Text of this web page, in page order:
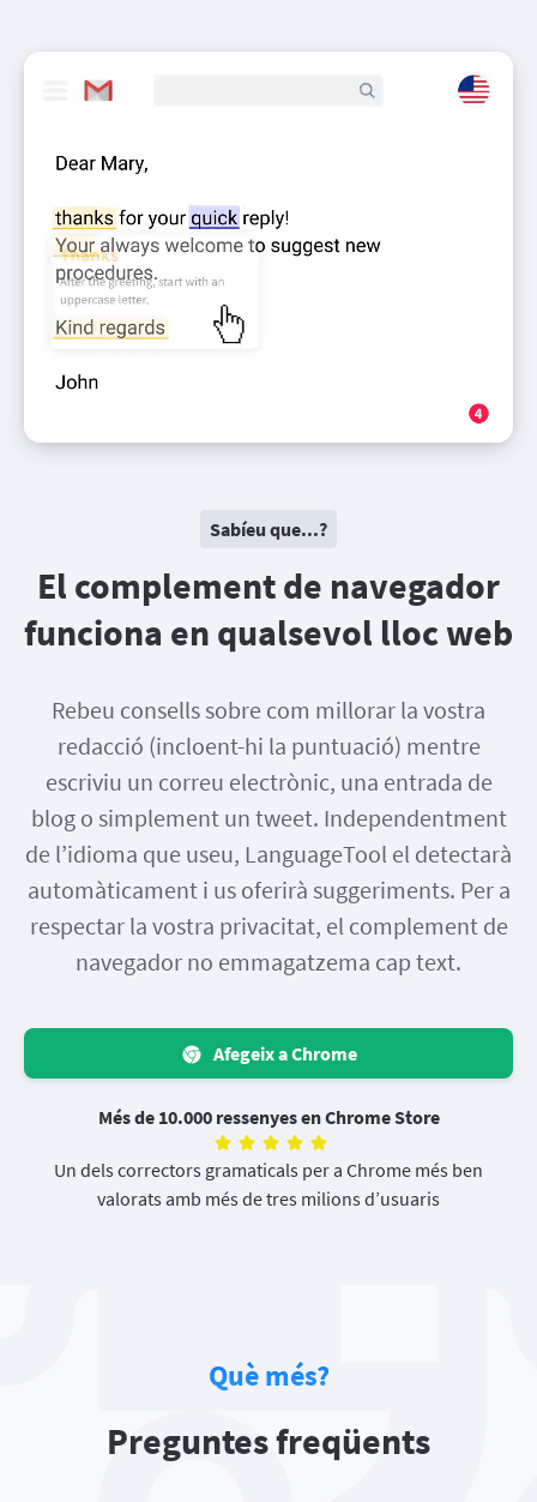
Sabíeu que...?
El complement de navegador
funciona en qualsevol lloc web
Rebeu consells sobre com millorar la vostra
redacció (incloent-hi la puntuació) mentre
escriviu un correu electrònic, una entrada de
blog o simplement un tweet. Independentment
de l’idioma que useu, LanguageTool el detectarà
automàticament i us oferirà suggeriments. Per a
respectar la vostra privacitat, el complement de
navegador no emmagatzema cap text.
Afegeix a Chrome
Més de 10.000 ressenyes en Chrome Store
Un dels correctors gramaticals per a Chrome més ben
valorats amb més de tres milions d’usuaris
Què més?
Preguntes freqüents